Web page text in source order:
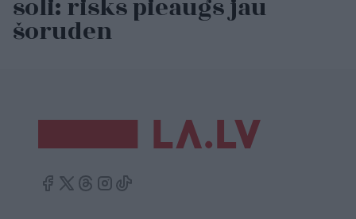
soli: risks pieaugs jau
šoruden